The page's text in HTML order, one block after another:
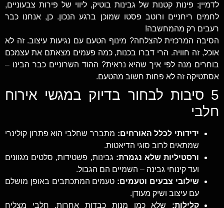
לדמיין: פינות קטנות של גבינות בוטיק, ליווי של פירות צבעוניים,
לחמים ריחניים ורוטב פסטו שמוכן ברגע הנכון. כן, אנחנו כבר
רעבים רק מהמחשבה!
הסיבה המרכזית להצלחה? מינוף הטעם עם נגיעות עיצוב. זה לא
אוכל, זה חוויה. הרי דברו בכנות, כמה פעמים מצאתם את עצמכם
בוחרים מנה לפי איך שהיא נראית? ההוד השרוניים כבר הבינו –
אסתטיקה זה לא פחות חשוב מהטעם.
5 סיבות לבחור בדיוק במגשי אירוח
חלבי
ידידותי לכלל האורחים: מתברר שחלבי הוא פתרון קולינרי
שמתאים לרוב סוגי הדיאטות.
ורסטיליות שלא נגמרת: גבינות, פשטידות, סלטים מגוונים
ועד קינוחי גבינה – השמיים הם הגבול.
שילובי צבעים וטעמים: טעמים המתכתבים באופן מושלם
עם עיצוב ושיק מעודן.
קלילות: שלא כמו מנות כבדות אחרות, חלבי מצליח